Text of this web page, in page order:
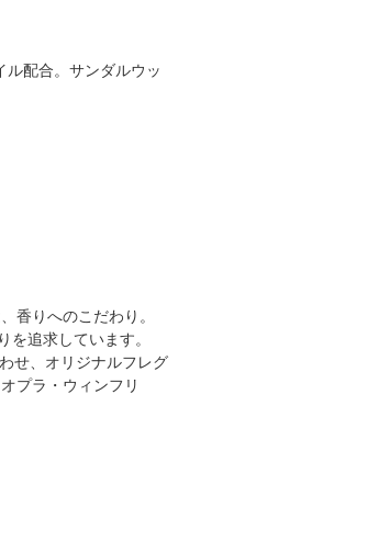
配合。サンダルウッ
香りへのこだわり。
追求しています。
せ、オリジナルフレグ
プラ・ウィンフリ